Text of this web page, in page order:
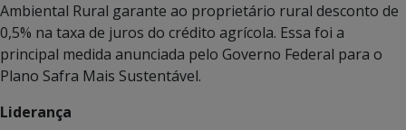
Ambiental Rural garante ao proprietário rural desconto de
0,5% na taxa de juros do crédito agrícola. Essa foi a
principal medida anunciada pelo Governo Federal para o
Plano Safra Mais Sustentável.
Liderança